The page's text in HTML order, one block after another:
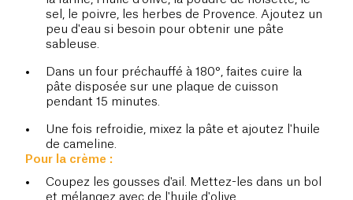
sel, le poivre, les herbes de Provence. Ajoutez un
peu d'eau si besoin pour obtenir une pâte
sableuse.
Dans un four préchauffé à 180°, faites cuire la
pâte disposée sur une plaque de cuisson
pendant 15 minutes.
Une fois refroidie, mixez la pâte et ajoutez l'huile
de cameline.
Pour la crème :
Coupez les gousses d'ail. Mettez-les dans un bol
et mélangez avec de l'huile d'olive.